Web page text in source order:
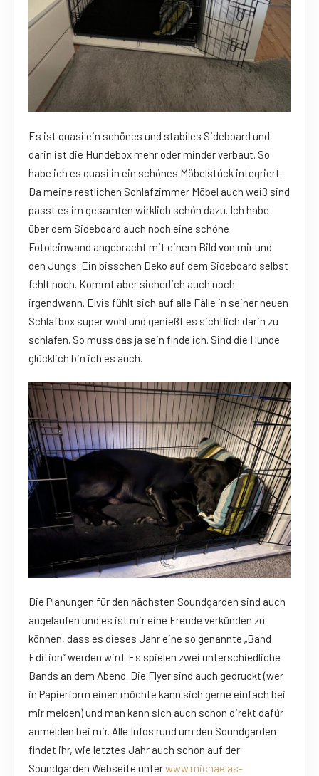
Es ist quasi ein schönes und stabiles Sideboard und
darin ist die Hundebox mehr oder minder verbaut. So
habe ich es quasi in ein schönes Möbelstück integriert.
Da meine restlichen Schlafzimmer Möbel auch weiß sind
passt es im gesamten wirklich schön dazu. Ich habe
über dem Sideboard auch noch eine schöne
Fotoleinwand angebracht mit einem Bild von mir und
den Jungs. Ein bisschen Deko auf dem Sideboard selbst
fehlt noch. Kommt aber sicherlich auch noch
irgendwann. Elvis fühlt sich auf alle Fälle in seiner neuen
Schlafbox super wohl und genießt es sichtlich darin zu
schlafen. So muss das ja sein finde ich. Sind die Hunde
glücklich bin ich es auch.
Die Planungen für den nächsten Soundgarden sind auch
angelaufen und es ist mir eine Freude verkünden zu
können, dass es dieses Jahr eine so genannte „Band
Edition“ werden wird. Es spielen zwei unterschiedliche
Bands an dem Abend. Die Flyer sind auch gedruckt (wer
in Papierform einen möchte kann sich gerne einfach bei
mir melden) und man kann sich auch schon direkt dafür
anmelden bei mir. Alle Infos rund um den Soundgarden
findet ihr, wie letztes Jahr auch schon auf der
Soundgarden Webseite unterwww.michaelas-